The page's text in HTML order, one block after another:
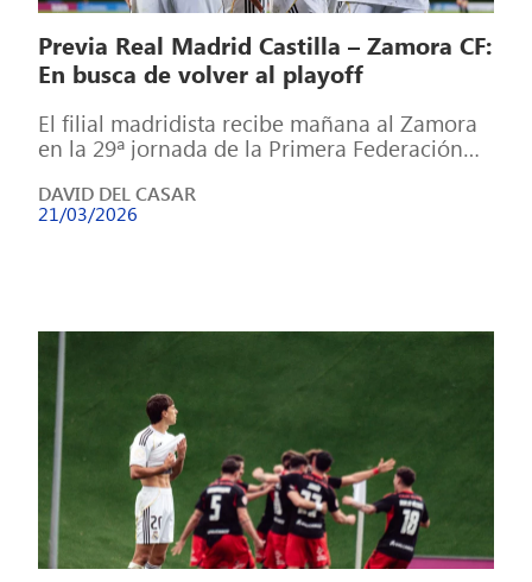
Previa Real Madrid Castilla – Zamora CF:
En busca de volver al playoff
El filial madridista recibe mañana al Zamora
en la 29ª jornada de la Primera Federación
DAVID DEL CASAR
21/03/2026